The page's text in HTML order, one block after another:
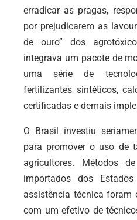
erradicar as pragas,
por prejudicarem as
de ouro” dos
integrava um pacote de
uma série de
fertilizantes sintéticos,
certificadas e demais
O Brasil investiu
para promover o uso de
agricultores. Métodos
importados dos
assistência técnica foram
com um efetivo de